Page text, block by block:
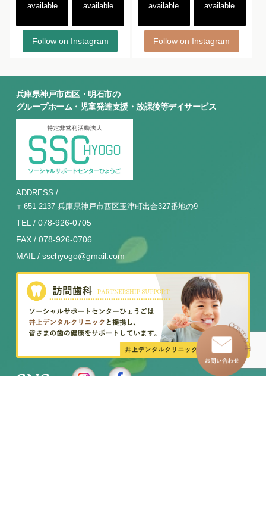
available
available
Follow on Instagram
available
available
Follow on Instagram
兵庫県神戸市西区・明石市の
グループホーム・児童発達支援・放課後等デイサービス
ADDRESS /
〒651-2137 兵庫県神戸市西区玉津町出合327番地の9
TEL / 078-926-0705
FAX / 078-926-0706
MAIL / sschyogo@gmail.com
SNS